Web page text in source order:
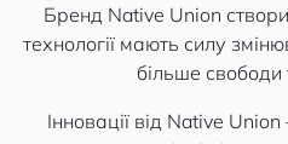
Бренд Native Union
технології мають силу
більше свободи
Інновації від Native